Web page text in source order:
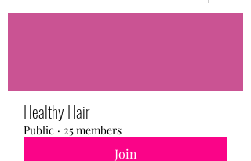
Healthy Hair
Public · 25 members
Join